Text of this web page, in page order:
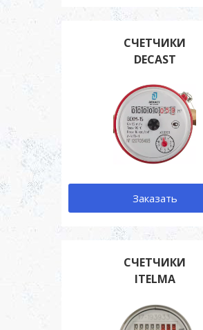
СЧЕТЧИКИ
DECAST
Заказать
СЧЕТЧИКИ
ITELMA